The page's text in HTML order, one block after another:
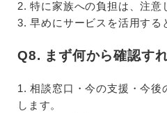
2. 特に家族への負担は、注意
3. 早めにサービスを活用する
Q8. まず何から確認す
1. 相談窓口・今の支援・今後
します。